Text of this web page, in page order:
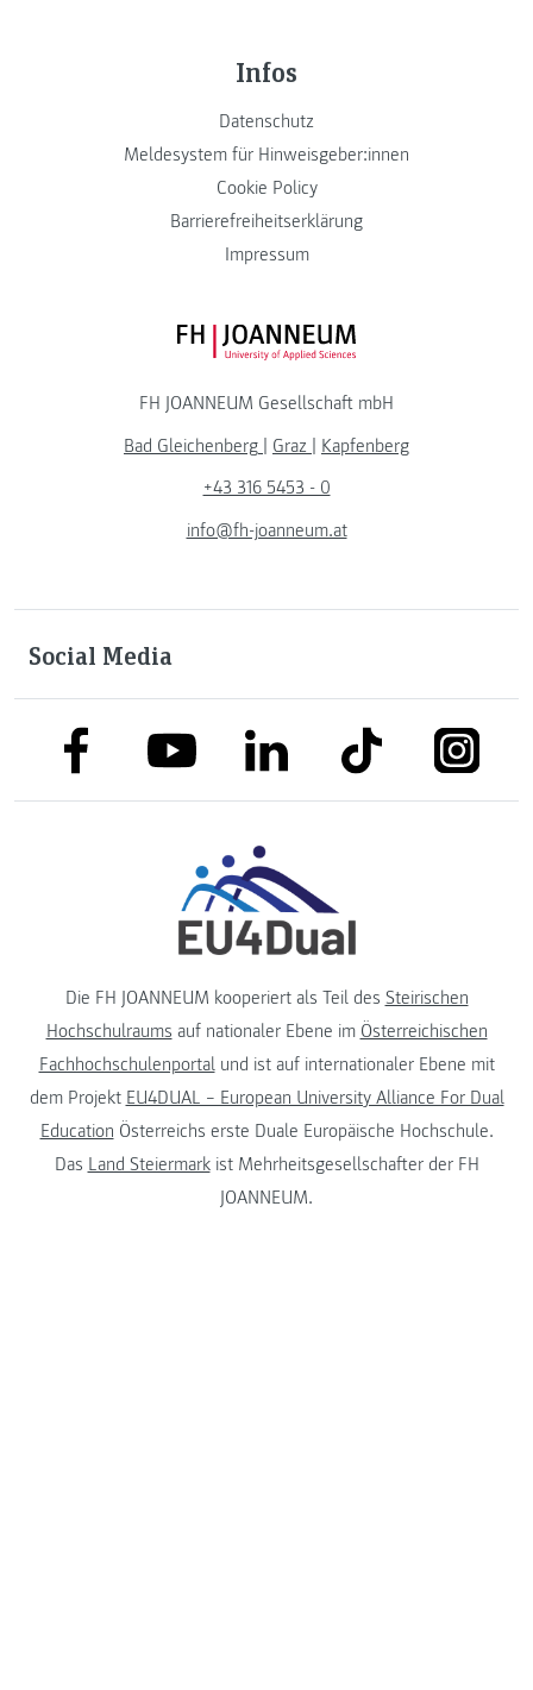
Infos
Datenschutz
Meldesystem für Hinweisgeber:innen
Cookie Policy
Barrierefreiheitserklärung
Impressum
FH JOANNEUM Logo
FH JOANNEUM Gesellschaft mbH
Bad Gleichenberg | Graz | Kapfenberg
+43 316 5453 - 0
info@fh-joanneum.at
Social Media
link to facebooklink to youtubelink to linkedinlink to tiktok link to
Die FH JOANNEUM kooperiert als Teil des Steirischen
Hochschulraums auf nationaler Ebene im Österreichischen
Fachhochschulenportalund ist auf internationaler Ebene mit
dem Projekt EU4DUAL – European University Alliance For Dual
Education Österreichs erste Duale Europäische Hochschule.
Das Land Steiermarkist Mehrheitsgesellschafter der FH
JOANNEUM.